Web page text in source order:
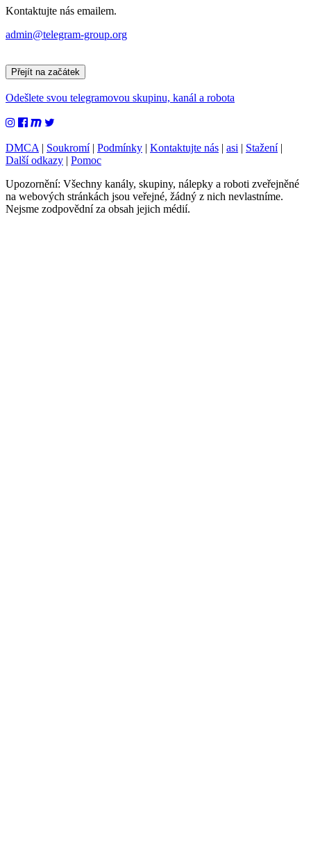
Kontaktujte nás emailem.
admin@telegram-group.org
Přejít na začátek
Odešlete svou telegramovou skupinu, kanál a robota
DMCA | Soukromí| Podmínky | Kontaktujte nás | asi | Stažení|
Další odkazy | Pomoc
Upozornění: Všechny kanály, skupiny, nálepky a roboti zveřejněné
na webových stránkách jsou veřejné, žádný z nich nevlastníme.
Nejsme zodpovědní za obsah jejich médií.